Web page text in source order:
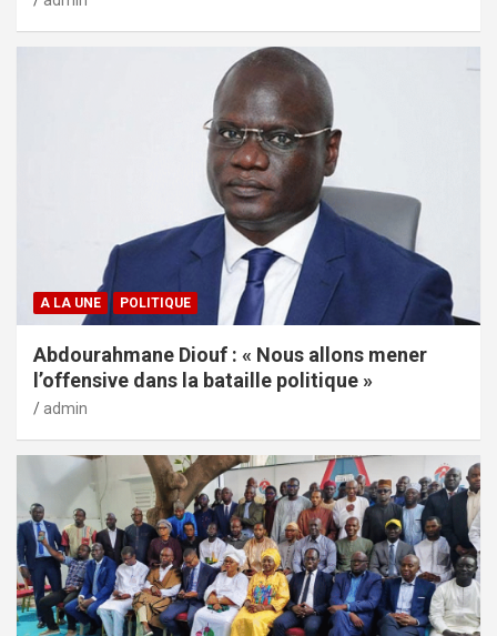
A LA UNE POLITIQUE
Abdourahmane Diouf : « Nous allons mener
l’offensive dans la bataille politique »
admin